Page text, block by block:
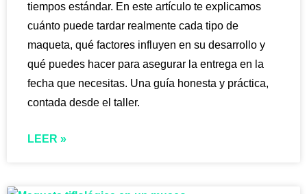
tiempos estándar. En este artículo te explicamos
cuánto puede tardar realmente cada tipo de
maqueta, qué factores influyen en su desarrollo y
qué puedes hacer para asegurar la entrega en la
fecha que necesitas. Una guía honesta y práctica,
contada desde el taller.
LEER »